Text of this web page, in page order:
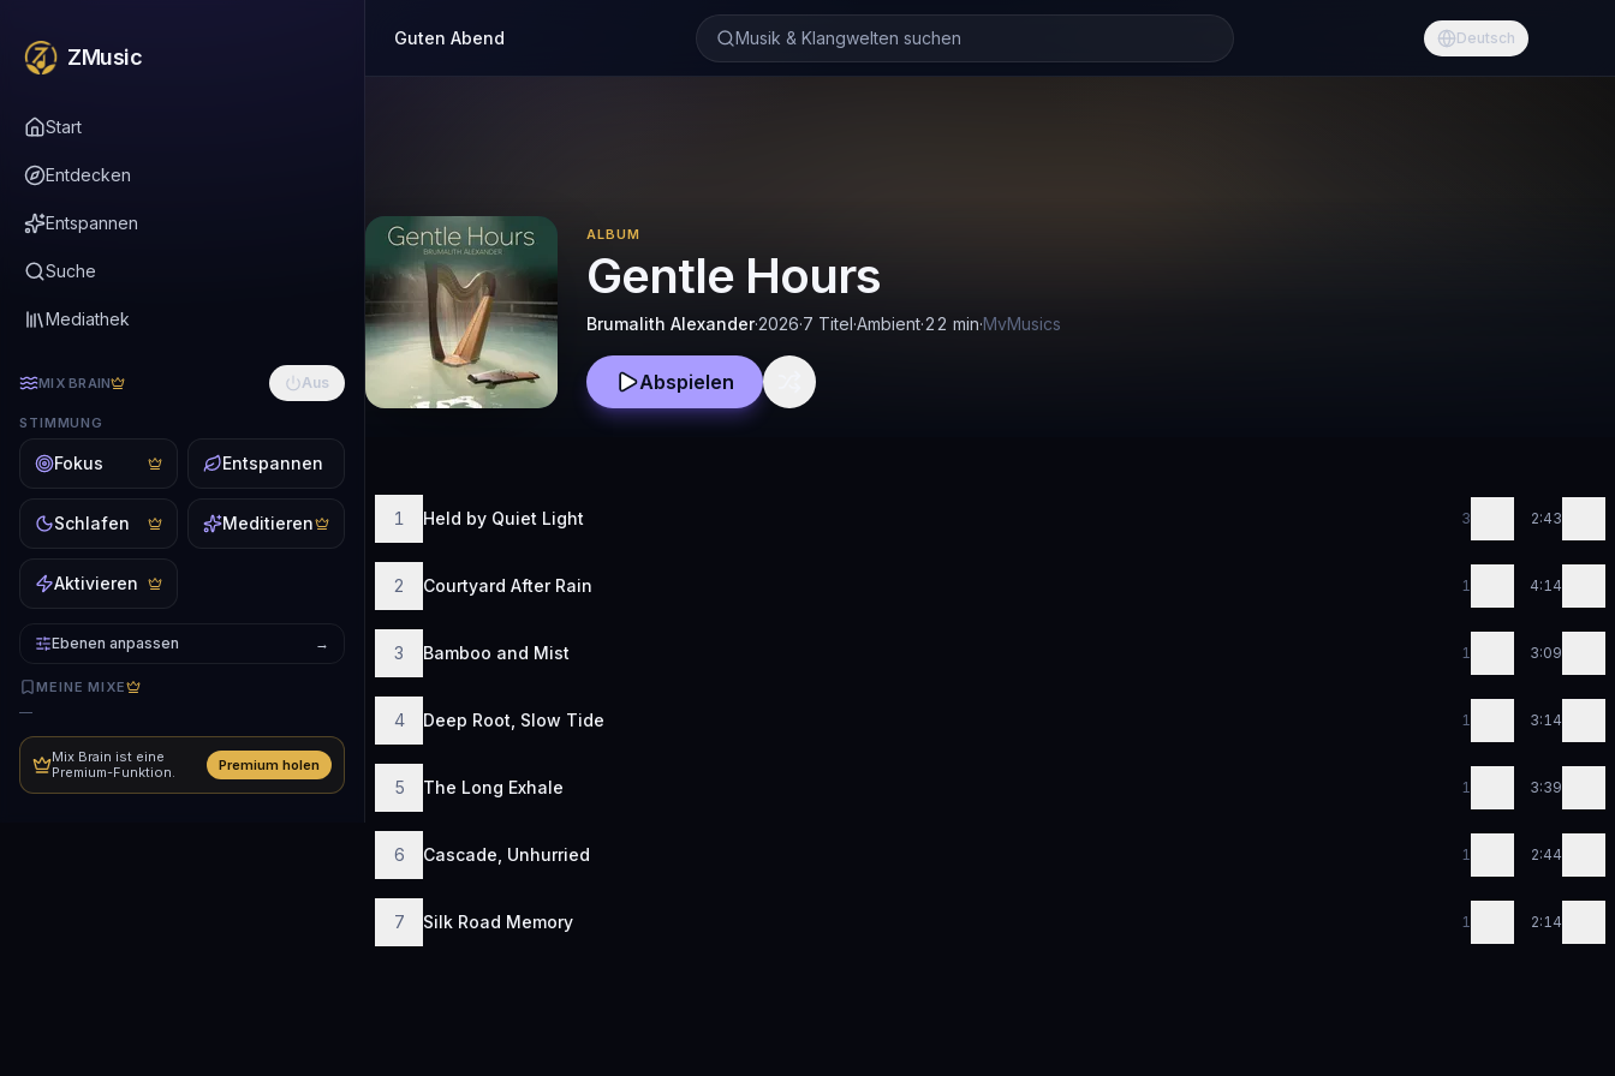
ZMusic
Start
Entdecken
Entspannen
Suche
Mediathek
MIX BRAIN Aus
STIMMUNG
Fokus Entspannen
Schlafen Meditieren
Aktivieren
Ebenen anpassen →
MEINE MIXE
—
Mix Brain ist eine
Premium-Funktion.
Premium holen
Guten Abend Musik & Klangwelten suchen Deutsch
ALBUM
Gentle Hours
Brumalith Alexander·2026·7 Titel·Ambient·22 min·MvMusics
Abspielen
1 Held by Quiet Light 3 2:43
2 Courtyard After Rain 1 4:14
3 Bamboo and Mist 1 3:09
4 Deep Root, Slow Tide 1 3:14
5 The Long Exhale 1 3:39
6 Cascade, Unhurried 1 2:44
7 Silk Road Memory 1 2:14